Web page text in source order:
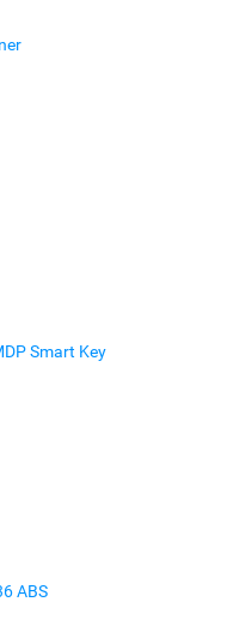
Smart Key
ABS